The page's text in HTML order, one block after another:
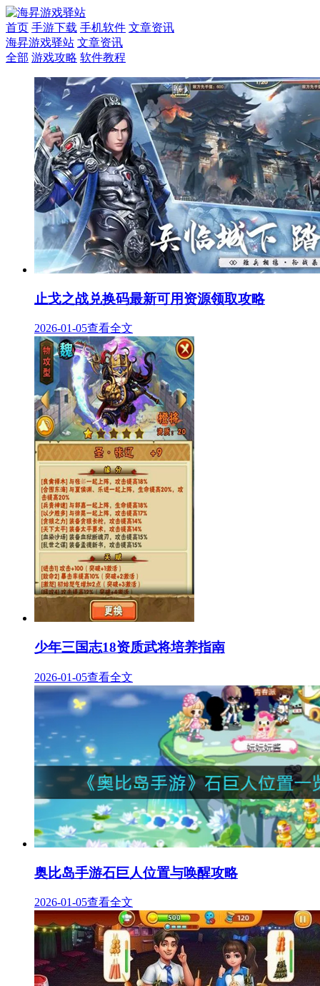
首页 手游下载 手机软件 文章资讯
海昇游戏驿站 文章资讯
全部 游戏攻略 软件教程
止戈之战兑换码最新可用资源领取攻略
2026-01-05查看全文
少年三国志18资质武将培养指南
2026-01-05查看全文
奥比岛手游石巨人位置与唤醒攻略
2026-01-05查看全文